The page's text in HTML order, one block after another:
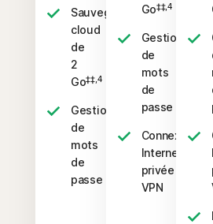
Sauvegarde
cloud
de
2
Go‡‡,4
Gestionnaire
de
mots
de
passe
Go‡‡,4
Gestionnaire
de
mots
de
passe
Connexion
Internet
privée
VPN